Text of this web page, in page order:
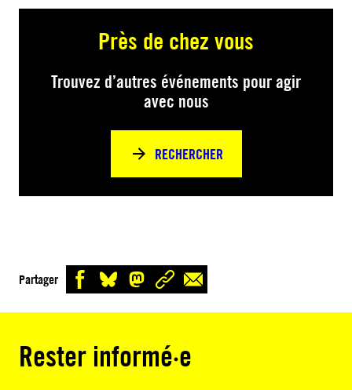
Près de chez vous
Trouvez d’autres événements pour agir
avec nous
RECHERCHER
Partager
Rester informé·e